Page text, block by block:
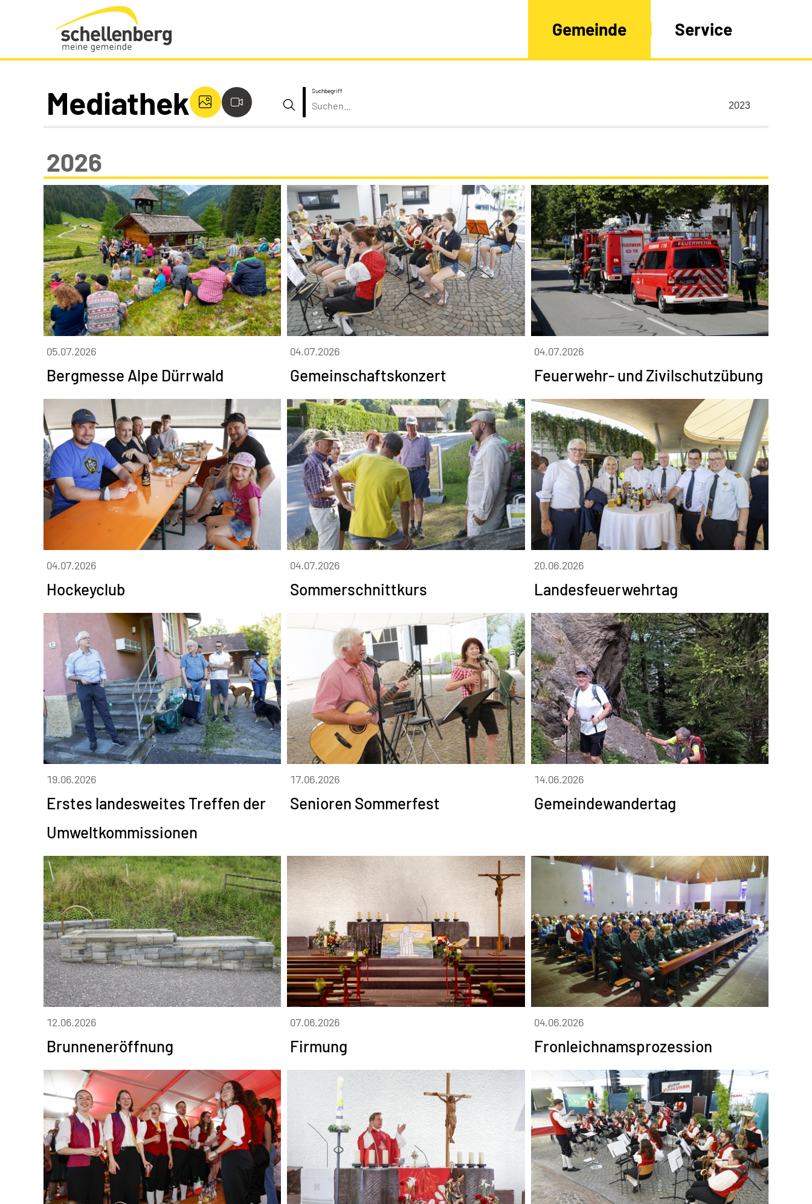
Gemeinde Schellenberg Startseite
Gemeinde Service
Mediathek
Suchbegriff
2026
05.07.2026
Bergmesse Alpe Dürrwald
04.07.2026
Gemeinschaftskonzert
04.07.2026
Feuerwehr- und Zivilschutzübung
04.07.2026
Hockeyclub
04.07.2026
Sommerschnittkurs
20.06.2026
Landesfeuerwehrtag
19.06.2026
Erstes landesweites Treffen der
Umweltkommissionen
17.06.2026
Senioren Sommerfest
14.06.2026
Gemeindewandertag
12.06.2026
Brunneneröffnung
07.06.2026
Firmung
04.06.2026
Fronleichnamsprozession